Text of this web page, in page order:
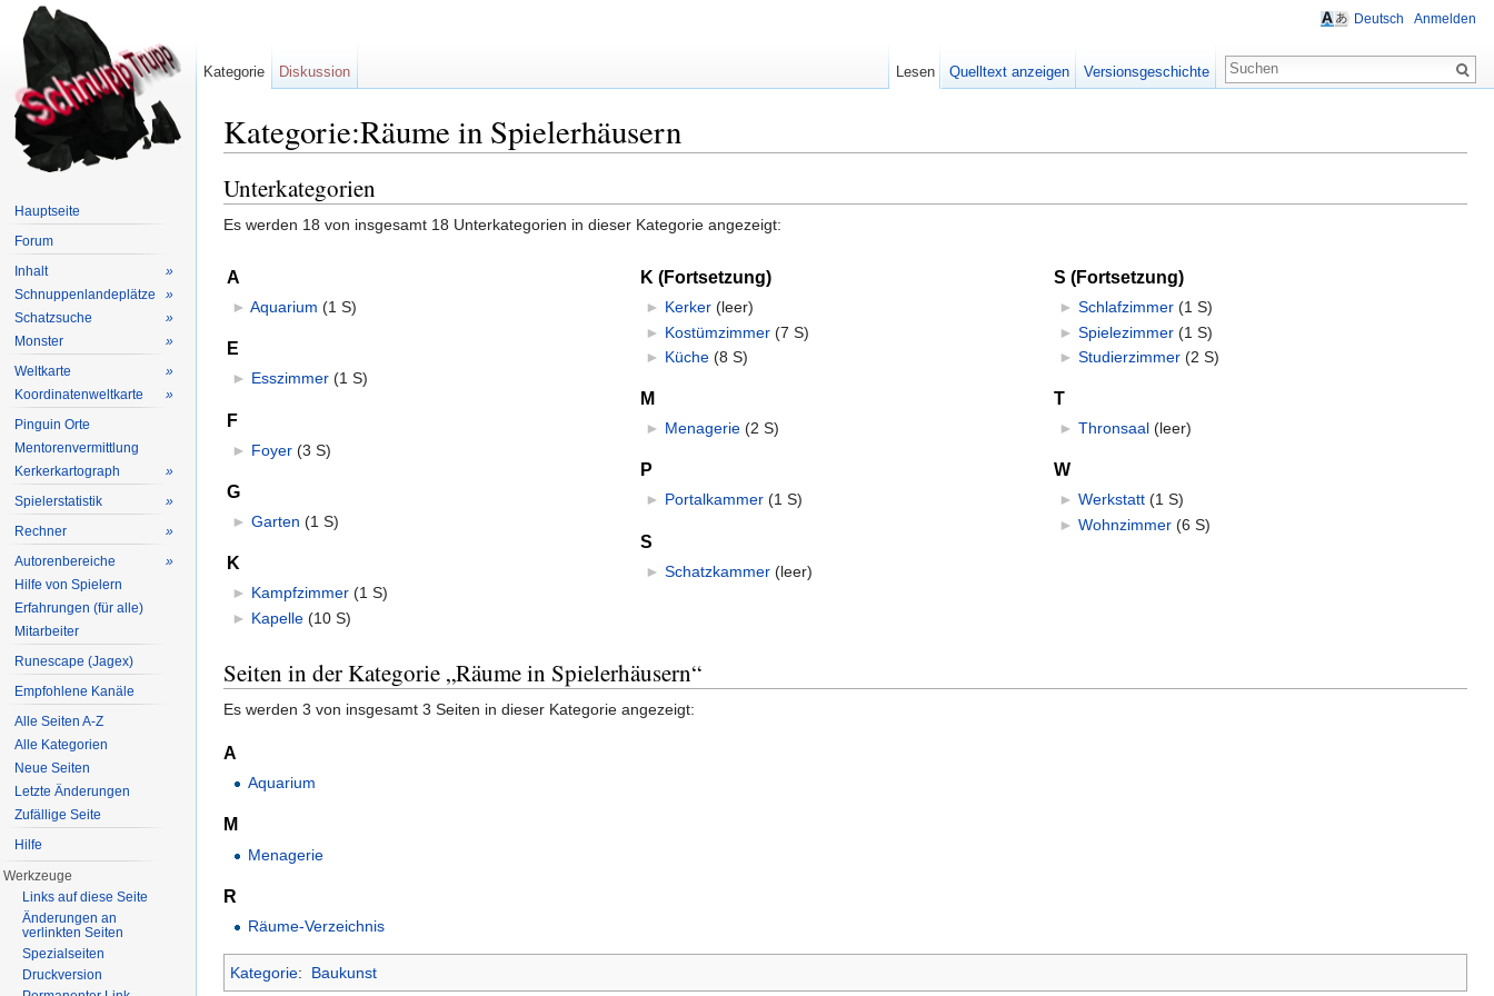
Kategorie:Räume in Spielerhäusern
Unterkategorien
Es werden 18 von insgesamt 18 Unterkategorien in dieser Kategorie angezeigt:
A
► Aquarium (1 S)
E
► Esszimmer‎ (1 S)
F
► Foyer‎ (3 S)
G
► Garten (1 S)
K
► Kampfzimmer‎ (1 S)
► Kapelle‎ (10 S)
K (Fortsetzung)
► Kerker‎ (leer)
► Kostümzimmer‎ (7 S)
► Küche‎ (8 S)
M
► Menagerie‎ (2 S)
P
► Portalkammer‎ (1 S)
S
► Schatzkammer‎ (leer)
S (Fortsetzung)
► Schlafzimmer‎ (1 S)
► Spielezimmer‎ (1 S)
► Studierzimmer‎ (2 S)
T
► Thronsaal‎ (leer)
W
► Werkstatt‎ (1 S)
► Wohnzimmer‎ (6 S)
Seiten in der Kategorie „Räume in Spielerhäusern“
Es werden 3 von insgesamt 3 Seiten in dieser Kategorie angezeigt:
A
Aquarium
M
Menagerie
R
Räume-Verzeichnis
Kategorie: Baukunst
Deutsch Anmelden
Kategorie Diskussion Lesen Quelltext anzeigen Versionsgeschichte
Hauptseite
Forum
Inhalt
»
Schnuppenlandeplätze
»
Schatzsuche
»
Monster
»
Weltkarte
»
Koordinatenweltkarte
»
Pinguin Orte
Mentorenvermittlung
Kerkerkartograph
»
Spielerstatistik
»
Rechner
»
Autorenbereiche
»
Hilfe von Spielern
Erfahrungen (für alle)
Mitarbeiter
Runescape (Jagex)
Empfohlene Kanäle
Alle Seiten A-Z
Alle Kategorien
Neue Seiten
Letzte Änderungen
Zufällige Seite
Hilfe
Werkzeuge
Links auf diese Seite
Änderungen an
verlinkten Seiten
Spezialseiten
Druckversion